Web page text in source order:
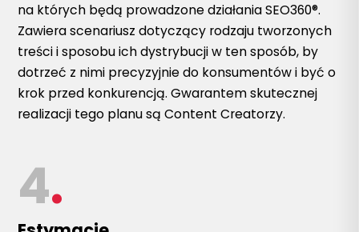
na których będą prowadzone działania SEO360®.
Zawiera scenariusz dotyczący rodzaju tworzonych
treści i sposobu ich dystrybucji w ten sposób, by
dotrzeć z nimi precyzyjnie do konsumentów i być o
krok przed konkurencją. Gwarantem skutecznej
realizacji tego planu są Content Creatorzy.
4.